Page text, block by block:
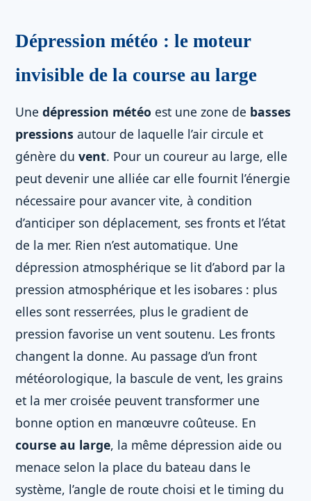
Dépression météo : le moteur
invisible de la course au large
Une dépression météo est une zone de basses
pressions autour de laquelle l’air circule et
génère du vent. Pour un coureur au large, elle
peut devenir une alliée car elle fournit l’énergie
nécessaire pour avancer vite, à condition
d’anticiper son déplacement, ses fronts et l’état
de la mer. Rien n’est automatique. Une
dépression atmosphérique se lit d’abord par la
pression atmosphérique et les isobares : plus
elles sont resserrées, plus le gradient de
pression favorise un vent soutenu. Les fronts
changent la donne. Au passage d’un front
météorologique, la bascule de vent, les grains
et la mer croisée peuvent transformer une
bonne option en manœuvre coûteuse. En
course au large, la même dépression aide ou
menace selon la place du bateau dans le
système, l’angle de route choisi et le timing du